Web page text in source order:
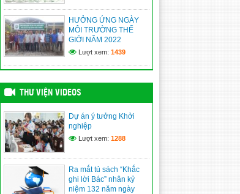
Vĩnh Bình nâng cao năng
lực quản trị, điều hành của
đội ngũ cán bộ cơ sở
(09/06/2026)
XÃ VĨNH BÌNH TỔ CHỨC
TRIỂN LÃM ẢNH KỶ NIỆM
115 NĂM NGÀY BÁC HỒ
NƯỚC
(09/06/2026)
An Giang: Cán bộ, người
dân học tập, noi theo
gương Bác từ “Không gian
văn hóa Hồ Chí Minh”
(09/06/2026)
HƯỞNG ỨNG NGÀY
MÔI TRƯỜNG THẾ
GIỚI NĂM 2022
Lượt xem: 1439
THƯ VIỆN VIDEOS
Dự án ý tưởng Khởi
nghiệp
Lượt xem: 1288
Ra mắt tủ sách “Khắc
ghi lời Bác” nhân kỷ
niệm 132 năm ngày